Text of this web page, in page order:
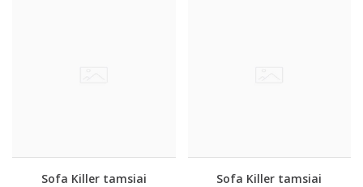
Sofa Killer tamsiai
Sofa Killer tamsiai